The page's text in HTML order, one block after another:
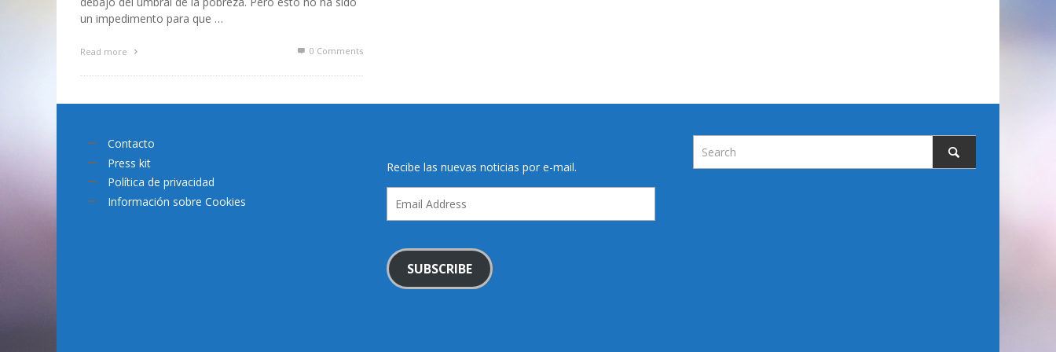
un impedimento para que …
Read more 0 Comments
Contacto
Press kit
Política de privacidad
Información sobre Cookies
Recibe las nuevas noticias por e-mail.
Address
SUBSCRIBE